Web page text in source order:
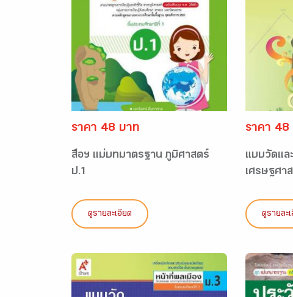
ราคา 48 บาท
สื่อฯ แม่บทมาตรฐาน ภูมิศาสตร์
ป.1
ดูรายละเอียด
ราคา 48
แบบวัดแล
เศรษฐศา
ดูรายละ